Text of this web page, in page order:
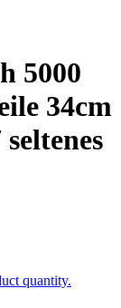
5000
34cm
quantity.